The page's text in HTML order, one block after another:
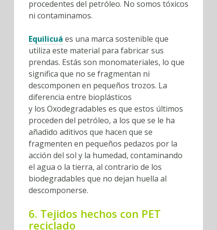
procedentes del petróleo. No somos tóxicos
ni contaminamos.
Equilicuá es una marca sostenible que
utiliza este material para fabricar sus
prendas. Estás son monomateriales, lo que
significa que no se fragmentan ni
descomponen en pequeños trozos. La
diferencia entre bioplásticos
y los Oxodegradables es que estos últimos
proceden del petróleo, a los que se le ha
añadido aditivos que hacen que se
fragmenten en pequeños pedazos por la
acción del sol y la humedad, contaminando
el agua o la tierra, al contrario de los
biodegradables que no dejan huella al
descomponerse.
6. Tejidos hechos con PET
reciclado